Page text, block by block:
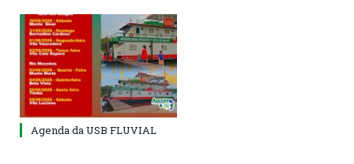
Agenda da USB FLUVIAL